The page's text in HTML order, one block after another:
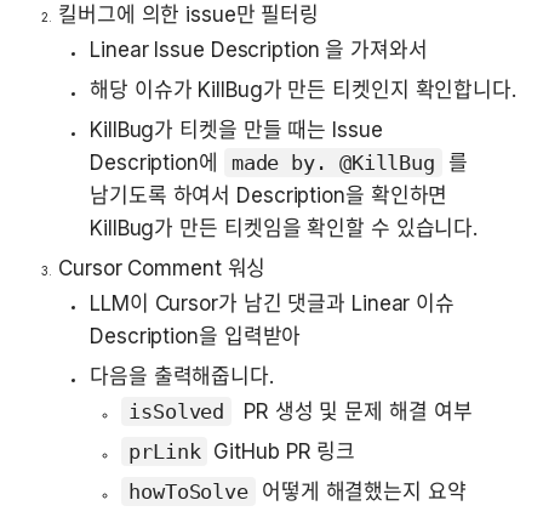
킬버그에 의한 issue만 필터링
Linear Issue Description 을 가져와서
해당 이슈가 KillBug가 만든 티켓인지 확인합니다.
KillBug가 티켓을 만들 때는 Issue
Description에
made by. @KillBug
를
남기도록 하여서 Description을 확인하면
KillBug가 만든 티켓임을 확인할 수 있습니다.
Cursor Comment 워싱
LLM이 Cursor가 남긴 댓글과 Linear 이슈
Description을 입력받아
다음을 출력해줍니다.
isSolved
  PR 생성 및 문제 해결 여부
prLink GitHub PR 링크
howToSolve 어떻게 해결했는지 요약